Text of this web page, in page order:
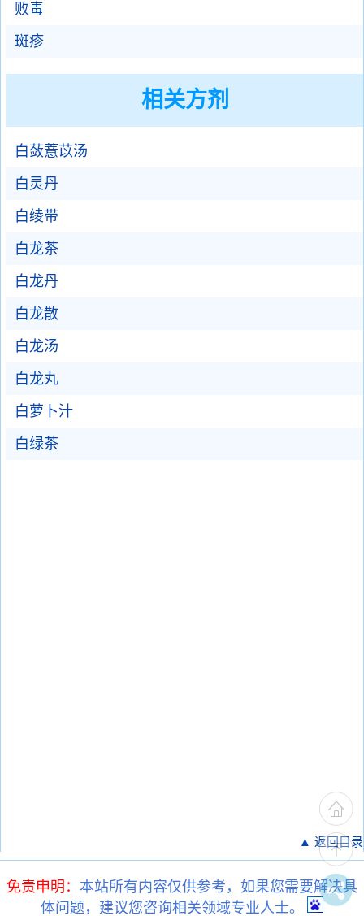
败毒
斑疹
相关方剂
白蔹薏苡汤
白灵丹
白绫带
白龙茶
白龙丹
白龙散
白龙汤
白龙丸
白萝卜汁
白绿茶
▲ 返回目录
免责申明： 本站所有内容仅供参考，如果您需要解决具
体问题，建议您咨询相关领域专业人士。